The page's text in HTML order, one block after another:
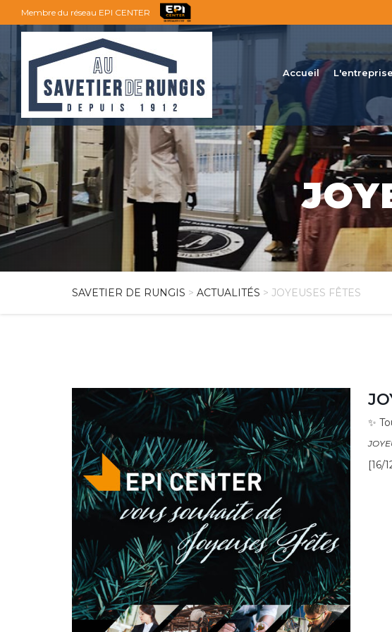
Membre du réseau EPI CENTER
Accueil L'entreprise
SAVETIER DE RUNGIS > ACTUALITÉS > JOYEUSES FÊTES
✨
[16/